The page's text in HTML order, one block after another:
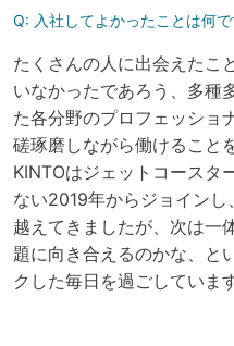
Q: 入社してよかったことは何で
たくさんの人に出会えたこ
いなかったであろう、多種
た各分野のプロフェッショ
磋琢磨しながら働けること
KINTOはジェットコースタ
ない2019年からジョインし
越えてきましたが、次は一
題に向き合えるのかな、と
クした毎日を過ごしています